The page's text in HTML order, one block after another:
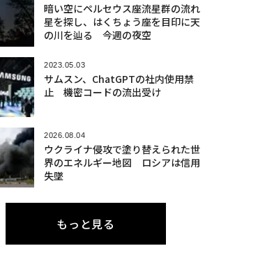
暗い空にペルセウス座流星群の流れ
星を探し、はくちょう座を目印に天
の川を辿る 今週の夜空
2023.05.03
サムスン、ChatGPTの社内使用禁
止 機密コードの流出受け
2026.08.04
ウクライナ侵攻で塗り替えられた世
界のエネルギー地図 ロシアは信用
失墜
もっと見る